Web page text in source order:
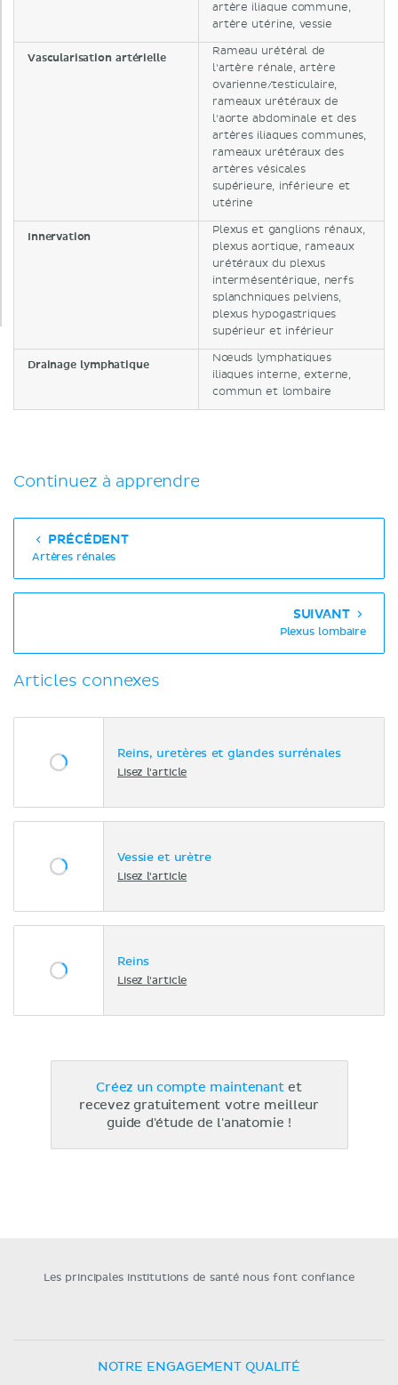
artère iliaque commune,
artère utérine, vessie
Vascularisation artérielle
Rameau urétéral de
l'artère rénale, artère
ovarienne/testiculaire,
rameaux urétéraux de
l'aorte abdominale et des
artères iliaques communes,
rameaux urétéraux des
artères vésicales
supérieure, inférieure et
utérine
Innervation
Plexus et ganglions rénaux,
plexus aortique, rameaux
urétéraux du plexus
intermésentérique, nerfs
splanchniques pelviens,
plexus hypogastriques
supérieur et inférieur
Drainage lymphatique
Nœuds lymphatiques
iliaques interne, externe,
commun et lombaire
Continuez à apprendre
PRÉCÉDENT
Artères rénales
SUIVANT
Plexus lombaire
Articles connexes
Reins, uretères et glandes surrénales
Lisez l'article
Vessie et urètre
Lisez l'article
Reins
Lisez l'article
Créez un compte maintenantet
recevez gratuitement votre meilleur
guide d'étude de l'anatomie !
Les principales institutions de santé nous font confiance
NOTRE ENGAGEMENT QUALITÉ